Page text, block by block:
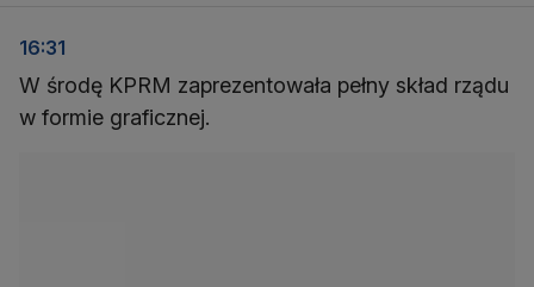
16:31
W środę KPRM zaprezentowała pełny skład rządu
w formie graficznej.